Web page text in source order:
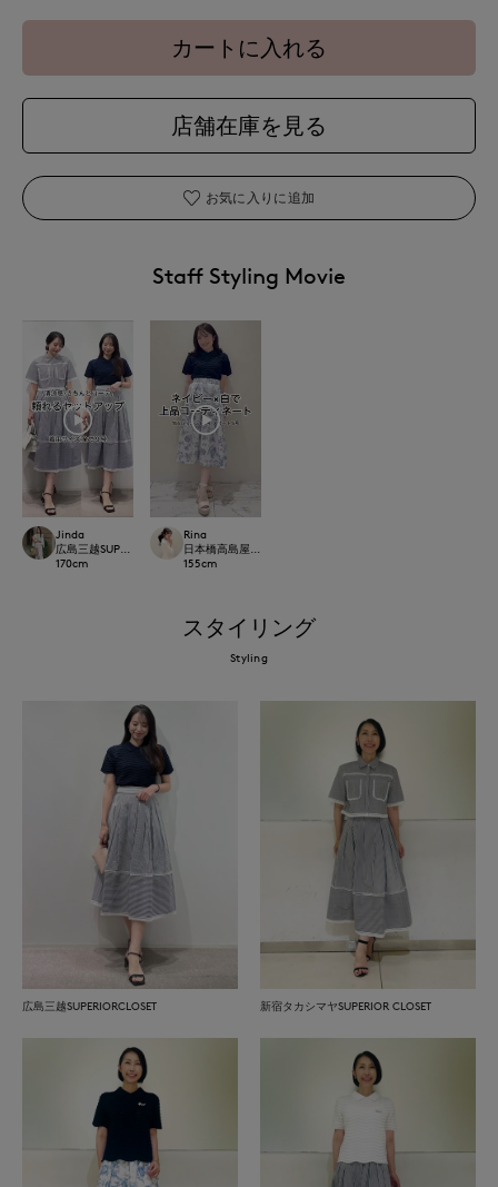
カートに入れる
店舗在庫を見る
お気に入りに追加
Staff Styling Movie
Jinda
広島三越SUPERIORCLOSET
170cm
Rina
日本橋高島屋M Maglie le cassetto
155cm
スタイリング
Styling
広島三越SUPERIORCLOSET 新宿タカシマヤSUPERIOR CLOSET